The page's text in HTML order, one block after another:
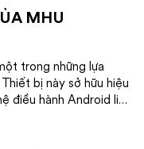
MHU
trong những lựa
bị này sở hữu hiệu
điều hành Android linh